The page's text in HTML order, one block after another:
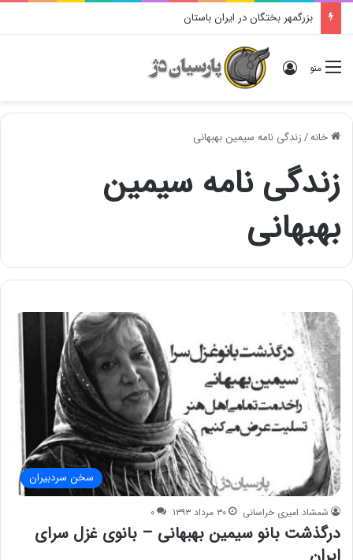
بزرگمهر بختگان در ایران باستان
منو ورود
خانه/زندگی نامه سیمین بهبهانی
زندگی نامه سیمین
بهبهانی
سخن سردبیران
شمشاد امیری خراسانی ۳۰ مرداد ۱۳۹۳ ۰
درگذشت بانو سیمین بهبهانی – بانوی غزل سرای